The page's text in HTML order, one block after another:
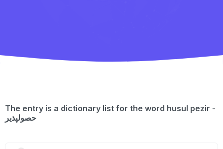
The entry is a dictionary list for the word husul pezir -
حصولپذیر